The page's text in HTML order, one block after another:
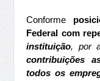
Conforme
Federal com
instituição, por
contribuições
todos os